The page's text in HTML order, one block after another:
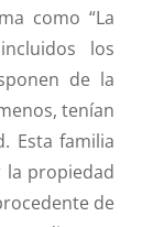
como “La
los
de la
tenían
Esta familia
la propiedad
de